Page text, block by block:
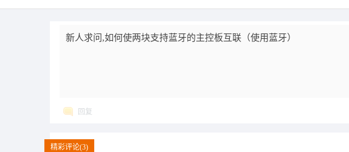
新人求问,如何使两块支持蓝牙的主控板互联（使用蓝牙）
回复
精彩评论(3)